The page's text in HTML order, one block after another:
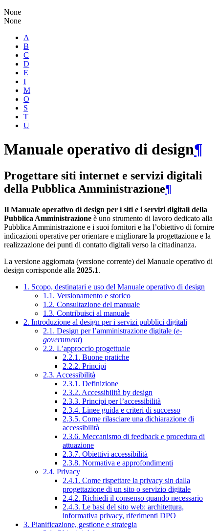
None
None
A
B
C
D
E
I
M
O
S
T
U
Manuale operativo di design¶
Progettare siti internet e servizi digitali
della Pubblica Amministrazione¶
Il Manuale operativo di design per i siti e i servizi digitali della
Pubblica Amministrazione è uno strumento di lavoro dedicato alla
Pubblica Amministrazione e i suoi fornitori e ha l’obiettivo di fornire
indicazioni operative per orientare e migliorare la progettazione e la
realizzazione dei punti di contatto digitali verso la cittadinanza.
La versione aggiornata (versione corrente) del Manuale operativo di
design corrisponde alla 2025.1.
1. Scopo, destinatari e uso del Manuale operativo di design
1.1. Versionamento e storico
1.2. Consultazione del manuale
1.3. Contribuisci al manuale
2. Introduzione al design per i servizi pubblici digitali
2.1. Design per l’amministrazione digitale (e-
government)
2.2. L’approccio progettuale
2.2.1. Buone pratiche
2.2.2. Principi
2.3. Accessibilità
2.3.1. Definizione
2.3.2. Accessibilità by design
2.3.3. Principi per l’accessibilità
2.3.4. Linee guida e criteri di successo
2.3.5. Come rilasciare una dichiarazione di
accessibilità
2.3.6. Meccanismo di feedback e procedura di
attuazione
2.3.7. Obiettivi accessibilità
2.3.8. Normativa e approfondimenti
2.4. Privacy
2.4.1. Come rispettare la privacy sin dalla
progettazione di un sito o servizio digitale
2.4.2. Richiedi il consenso quando necessario
2.4.3. Le basi del sito web: architettura,
informativa privacy, riferimenti DPO
3. Pianificazione, gestione e strategia